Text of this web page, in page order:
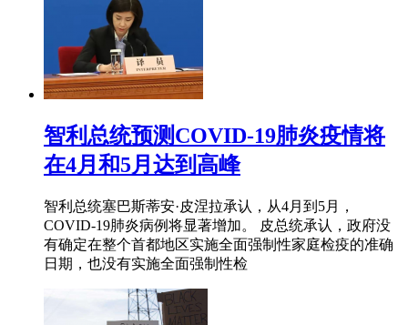
智利总统预测COVID-19肺炎疫情将
在4月和5月达到高峰
智利总统塞巴斯蒂安·皮涅拉承认，从4月到5月，
COVID-19肺炎病例将显著增加。 皮总统承认，政府没
有确定在整个首都地区实施全面强制性家庭检疫的准确
日期，也没有实施全面强制性检